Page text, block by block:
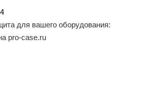
для вашего оборудования:
pro-case.ru